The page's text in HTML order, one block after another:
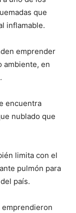
que
inflamable.
emprender
ambiente, en
encuentra
nublado que
limita con el
pulmón para
país.
emprendieron